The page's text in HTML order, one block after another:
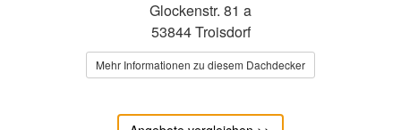
Glockenstr. 81 a
53844 Troisdorf
Mehr Informationen zu diesem Dachdecker